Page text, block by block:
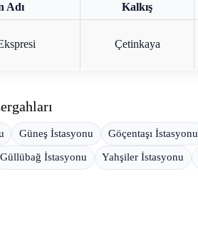
Adı Kalkış
Çetinkaya
Güneş İstasyonu Göçentaşı İstasyonu
Güllübağ İstasyonu Yahşiler İstasyonu